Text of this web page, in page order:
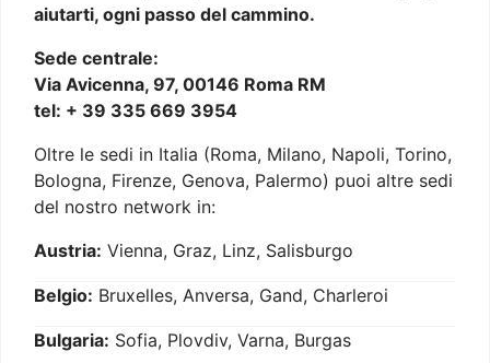
aiutarti, ogni passo del cammino.
Sede centrale:
Via Avicenna, 97, 00146 Roma RM
tel: + 39 335 669 3954
Oltre le sedi in Italia (Roma, Milano, Napoli, Torino,
Bologna, Firenze, Genova, Palermo) puoi altre sedi
del nostro network in:
Austria: Vienna, Graz, Linz, Salisburgo
Belgio: Bruxelles, Anversa, Gand, Charleroi
Bulgaria: Sofia, Plovdiv, Varna, Burgas